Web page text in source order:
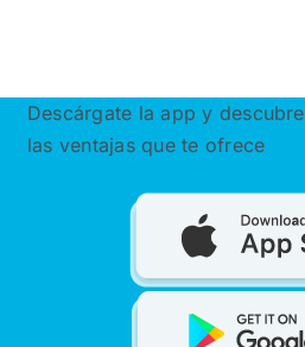
Descárgate la app y descubre
las ventajas que te ofrece